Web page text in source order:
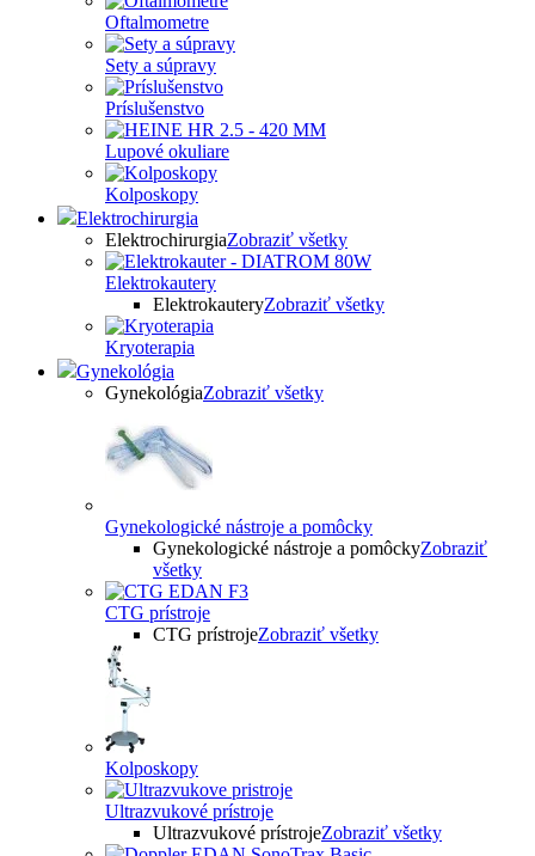
Oftalmometre
Sety a súpravy
Príslušenstvo
Lupové okuliare
Kolposkopy
Elektrochirurgia
ElektrochirurgiaZobraziť všetky
Elektrokautery
ElektrokauteryZobraziť všetky
Kryoterapia
Gynekológia
GynekológiaZobraziť všetky
Gynekologické nástroje a pomôcky
Gynekologické nástroje a pomôckyZobraziť
všetky
CTG prístroje
CTG prístrojeZobraziť všetky
Kolposkopy
Ultrazvukové prístroje
Ultrazvukové prístrojeZobraziť všetky